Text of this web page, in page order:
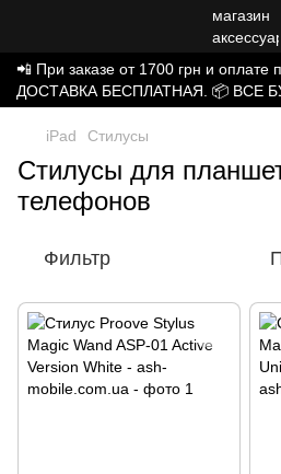
📲 При заказе от 1700 грн и оплате
ДОСТАВКА БЕСПЛАТНАЯ. 📦 ВСЕ
iPad Стилусы
Стилусы для
телефонов
Фильтр